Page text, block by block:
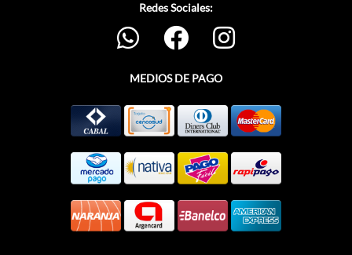
Redes Sociales:
MEDIOS DE PAGO